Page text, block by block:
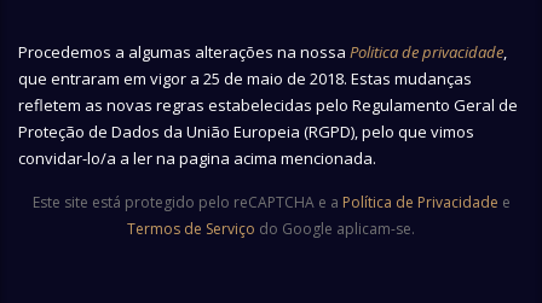
Procedemos a algumas alterações na nossa Politica de privacidade,
que entraram em vigor a 25 de maio de 2018. Estas mudanças
refletem as novas regras estabelecidas pelo Regulamento Geral de
Proteção de Dados da União Europeia (RGPD), pelo que vimos
convidar-lo/a a ler na pagina acima mencionada.
Este site está protegido pelo reCAPTCHA e a Política de Privacidade e
Termos de Serviço do Google aplicam-se.